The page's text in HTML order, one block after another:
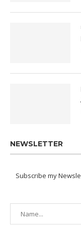
NEWSLETTER
Subscribe my